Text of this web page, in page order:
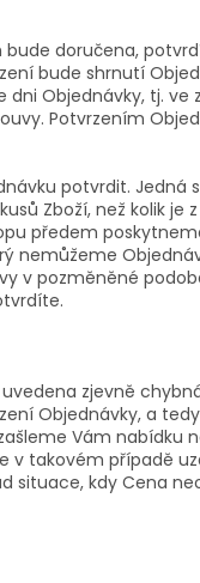
doručena,
bude shrnutí
Objednávky, tj. ve
Potvrzením
potvrdit. Jedná
Zboží, než kolik je
předem
nemůžeme
v pozměněné
zjevně
Objednávky, a
Vám nabídku
takovém případě
situace, kdy Cena